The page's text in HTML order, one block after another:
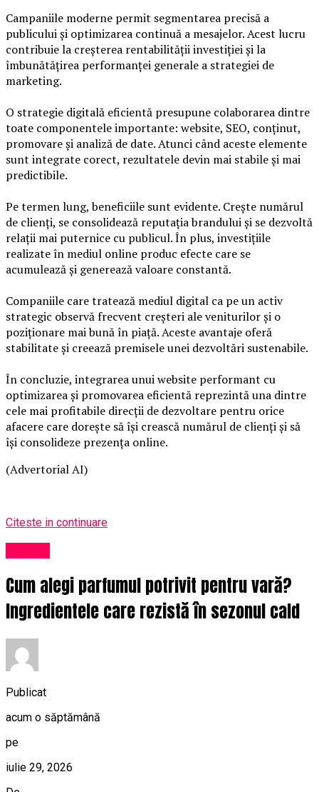
Campaniile moderne permit segmentarea precisă a
publicului și optimizarea continuă a mesajelor. Acest lucru
contribuie la creșterea rentabilității investiției și la
îmbunătățirea performanței generale a strategiei de
marketing.
O strategie digitală eficientă presupune colaborarea dintre
toate componentele importante: website, SEO, conținut,
promovare și analiză de date. Atunci când aceste elemente
sunt integrate corect, rezultatele devin mai stabile și mai
predictibile.
Pe termen lung, beneficiile sunt evidente. Crește numărul
de clienți, se consolidează reputația brandului și se dezvoltă
relații mai puternice cu publicul. În plus, investițiile
realizate în mediul online produc efecte care se
acumulează și generează valoare constantă.
Companiile care tratează mediul digital ca pe un activ
strategic observă frecvent creșteri ale veniturilor și o
poziționare mai bună în piață. Aceste avantaje oferă
stabilitate și creează premisele unei dezvoltări sustenabile.
În concluzie, integrarea unui website performant cu
optimizarea și promovarea eficientă reprezintă una dintre
cele mai profitabile direcții de dezvoltare pentru orice
afacere care dorește să își crească numărul de clienți și să
își consolideze prezența online.
(Advertorial AI)
Citeste in continuare
Cum alegi parfumul potrivit pentru vară?
Ingredientele care rezistă în sezonul cald
Publicat
acum o săptămână
pe
iulie 29, 2026